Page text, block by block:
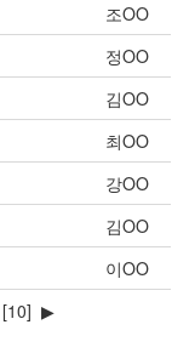
조OO
정OO
김OO
최OO
강OO
김OO
이OO
[10] ▶